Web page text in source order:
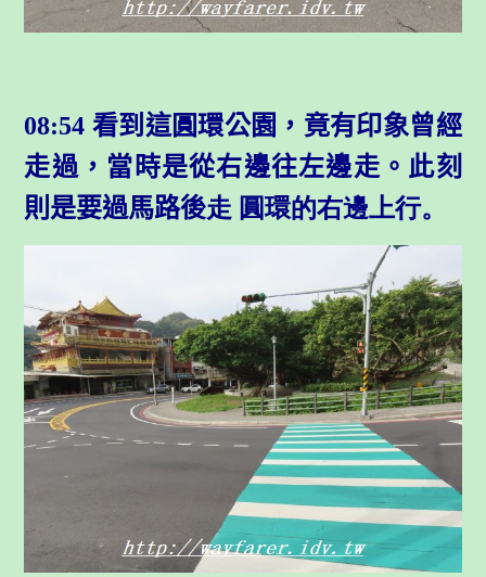
08:54 看到這圓環公園，竟有印象曾經
走過，當時是從右邊往左邊走。此刻
則是要過馬路後走 圓環的右邊上行。